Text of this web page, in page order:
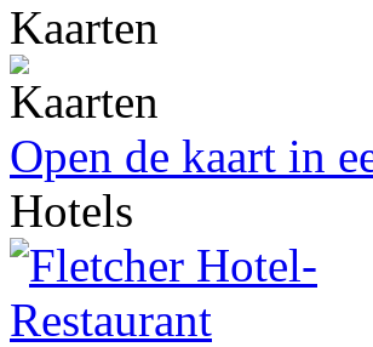
Kaarten
Open de kaart in
Hotels